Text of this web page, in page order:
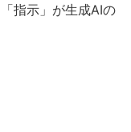
指示」が生成AIの